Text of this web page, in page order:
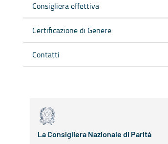
Consigliera effettiva
Certificazione di Genere
Contatti
La Consigliera Nazionale di Parità